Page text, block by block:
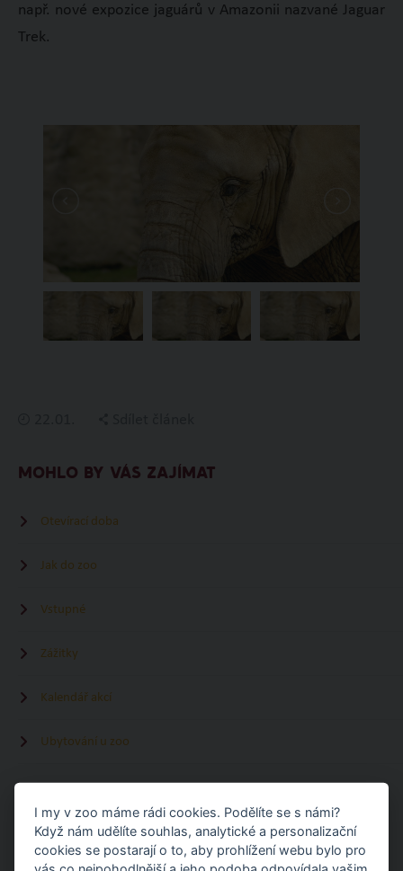
např. nové expozice jaguárů v Amazonii nazvané Jaguar
Trek.
MOHLO BY VÁS ZAJÍMAT
Otevírací doba
Jak do zoo
Vstupné
Zážitky
Kalendář akcí
Ubytování u zoo
I my v zoo máme rádi cookies. Podělíte se s námi?
Když nám udělíte souhlas, analytické a personalizační
cookies se postarají o to, aby prohlížení webu bylo pro